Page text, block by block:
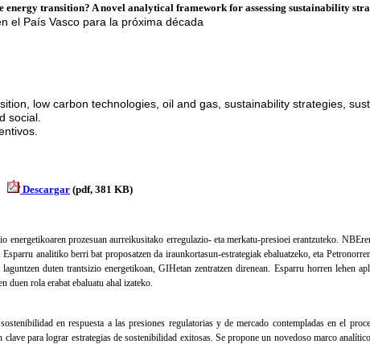
transition? A novel analytical framework for assessing sustainability
el País Vasco para la próxima década
low carbon technologies, oil and gas, sustainability strategies,
social.
Descargar (pdf, 381 KB)
energetikoaren prozesuan aurreikusitako erregulazio- eta merkatu-presioei erantzuteko.
analitiko berri bat proposatzen da iraunkortasun-estrategiak ebaluatzeko, eta
duten trantsizio energetikoan, GIHetan zentratzen direnean. Esparru horren lehen
duen rola erabat ebaluatu ahal izateko.
en respuesta a las presiones regulatorias y de mercado contempladas en el
para lograr estrategias de sostenibilidad exitosas. Se propone un novedoso marco